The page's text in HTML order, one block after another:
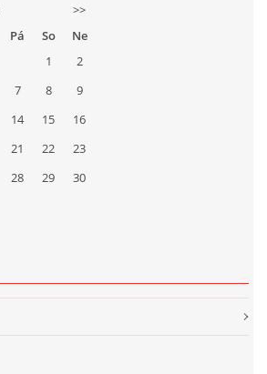
>>
Pá So
Ne
1
2
7 8
9
14 15
16
21 22
23
28 29
30